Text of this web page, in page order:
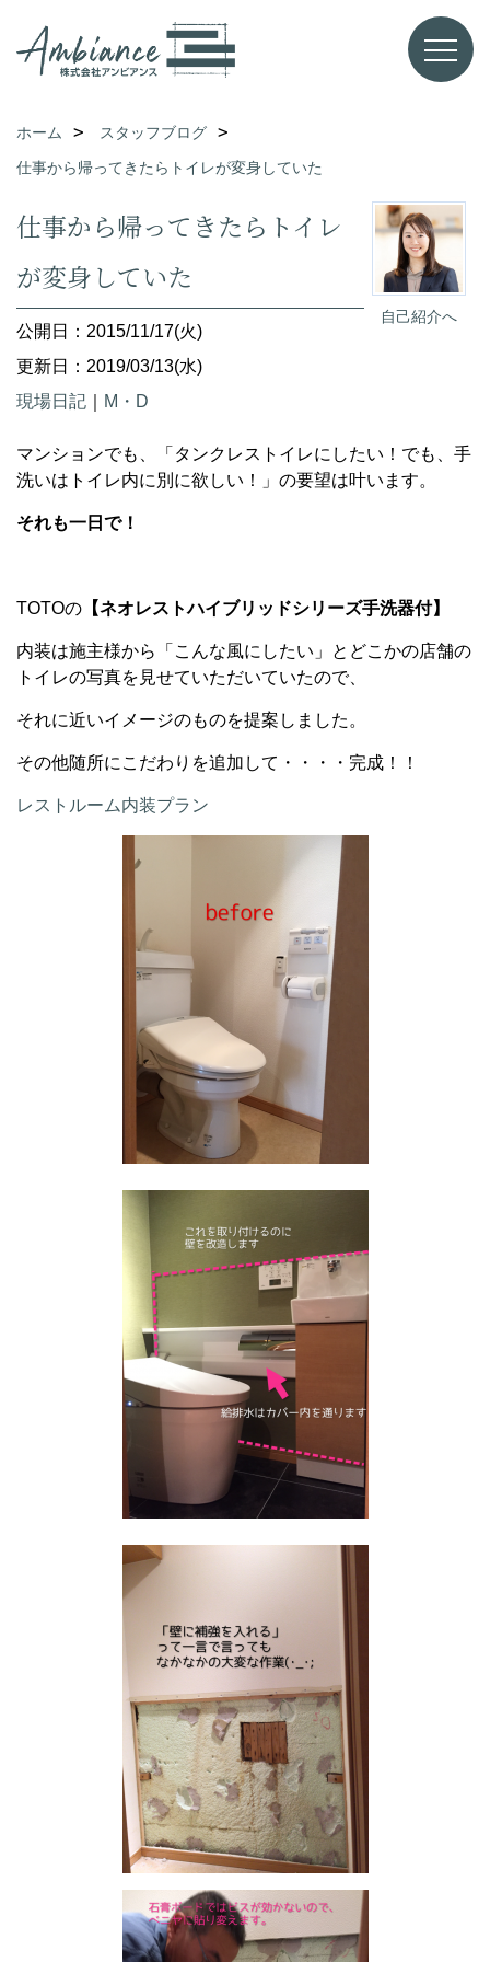
ホーム
スタッフブログ
仕事から帰ってきたらトイレが変身していた
自己紹介へ
仕事から帰ってきたらトイレ
が変身していた
公開日：2015/11/17(火)
更新日：2019/03/13(水)
現場日記
M・D
マンションでも、「タンクレストイレにしたい！でも、手
洗いはトイレ内に別に欲しい！」の要望は叶います。
それも一日で！
TOTOの 【ネオレストハイブリッドシリーズ手洗器付】
内装は施主様から「こんな風にしたい」とどこかの店舗の
トイレの写真を見せていただいていたので、
それに近いイメージのものを提案しました。
その他随所にこだわりを追加して・・・・完成！！
レストルーム内装プラン